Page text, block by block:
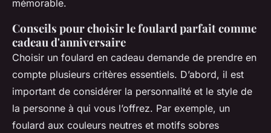
mémorable.
Conseils pour choisir le foulard parfait comme
cadeau d'anniversaire
Choisir un foulard en cadeau demande de prendre en
compte plusieurs critères essentiels. D’abord, il est
important de considérer la personnalité et le style de
la personne à qui vous l’offrez. Par exemple, un
foulard aux couleurs neutres et motifs sobres